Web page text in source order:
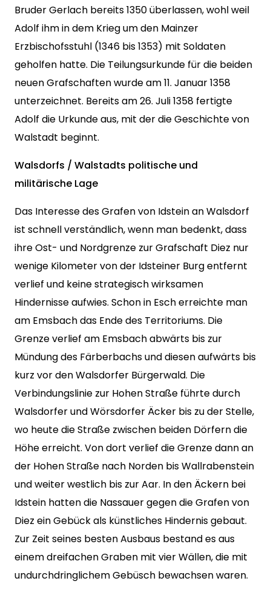
Bruder Gerlach bereits 1350 überlassen, wohl weil
Adolf ihm in dem Krieg um den Mainzer
Erzbischofsstuhl (1346 bis 1353) mit Soldaten
geholfen hatte. Die Teilungsurkunde für die beiden
neuen Grafschaften wurde am 11. Januar 1358
unterzeichnet. Bereits am 26. Juli 1358 fertigte
Adolf die Urkunde aus, mit der die Geschichte von
Walstadt beginnt.
Walsdorfs / Walstadts politische und
militärische Lage
Das Interesse des Grafen von Idstein an Walsdorf
ist schnell verständlich, wenn man bedenkt, dass
ihre Ost- und Nordgrenze zur Grafschaft Diez nur
wenige Kilometer von der Idsteiner Burg entfernt
verlief und keine strategisch wirksamen
Hindernisse aufwies. Schon in Esch erreichte man
am Emsbach das Ende des Territoriums. Die
Grenze verlief am Emsbach abwärts bis zur
Mündung des Färberbachs und diesen aufwärts bis
kurz vor den Walsdorfer Bürgerwald. Die
Verbindungslinie zur Hohen Straße führte durch
Walsdorfer und Wörsdorfer Äcker bis zu der Stelle,
wo heute die Straße zwischen beiden Dörfern die
Höhe erreicht. Von dort verlief die Grenze dann an
der Hohen Straße nach Norden bis Wallrabenstein
und weiter westlich bis zur Aar. In den Äckern bei
Idstein hatten die Nassauer gegen die Grafen von
Diez ein Gebück als künstliches Hindernis gebaut.
Zur Zeit seines besten Ausbaus bestand es aus
einem dreifachen Graben mit vier Wällen, die mit
undurchdringlichem Gebüsch bewachsen waren.